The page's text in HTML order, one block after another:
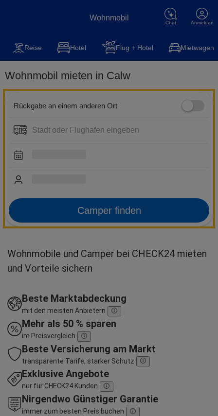
Wohnmobil
Chat Anmelden
Wohnmobil Reise Steuererklärung Kfz-Versicherung
Reise Hotel Flug + Hotel Mietwagen
Wohnmobil mieten in Calw
Rückgabe an einem anderen Ort
Camper finden
Wohnmobile und Camper bei CHECK24 mieten
und Vorteile sichern
Beste Marktabdeckung
mit den meisten Anbietern
Mehr als 50 % sparen
im Preisvergleich
Beste Versicherung am Markt
transparente Tarife, starker Schutz
Exklusive Angebote
nur für CHECK24 Kunden
Nirgendwo Günstiger Garantie
immer zum besten Preis buchen